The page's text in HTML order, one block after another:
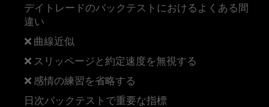
デイトレードのバックテストにおけるよくある間
違い
❌ 曲線近似
❌ スリッページと約定速度を無視する
❌ 感情の練習を省略する
日次バックテストで重要な指標